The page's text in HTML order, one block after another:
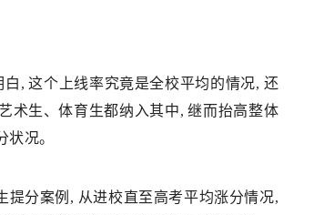
, 这个上线率究竟是全校平均的情况, 还
术生、体育生都纳入其中, 继而抬高整体
况。
提分案例, 从进校直至高考平均涨分情况,